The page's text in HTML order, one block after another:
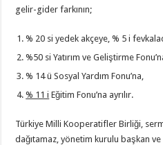
gelir-gider farkının;
% 20 si yedek akçeye, % 5 i
%50 si Yatırım ve Geliştirme
% 14 ü Sosyal Yardım Fonu’na,
% 11 i Eğitim Fonu’na ayrılır.
Türkiye Milli Kooperatifler Birliği,
dağıtamaz, yönetim kurulu başkan